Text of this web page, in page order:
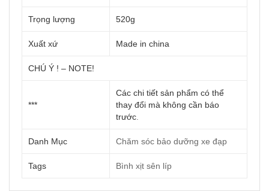
Trọng lượng 520g
Xuất xứ Made in china
CHÚ Ý ! – NOTE!
***
Các chi tiết sản phẩm có thể
thay đổi mà không cần báo
trước
Danh Mục Chăm sóc bảo dưỡng xe đạp
Tags Bình xịt sên líp